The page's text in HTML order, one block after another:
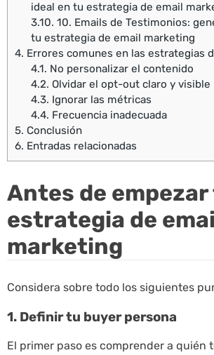
ideal en tu estrategia de email
3.10. 10. Emails de Testimonios:
tu estrategia de email marketing
4. Errores comunes en las estrategias
4.1. No personalizar el contenido
4.2. Olvidar el opt-out claro y visible
4.3. Ignorar las métricas
4.4. Frecuencia inadecuada
5. Conclusión
6. Entradas relacionadas
Antes de
estrategia de
marketing
Considera sobre todo los siguientes
1. Definir tu buyer persona
El primer paso es comprender a quién